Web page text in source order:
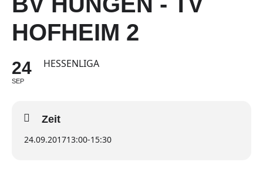
HOFHEIM 2
24
SEP
HESSENLIGA
Zeit
24.09.201713:00-15:30